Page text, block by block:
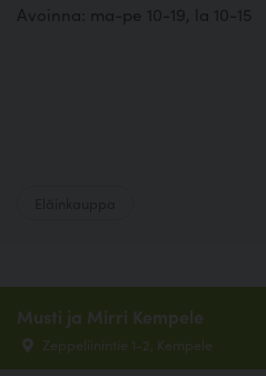
Avoinna: ma-pe 10-19, la 10-15
Musti ja Mirri Kempele
Zeppeliinintie 1-2, Kempele